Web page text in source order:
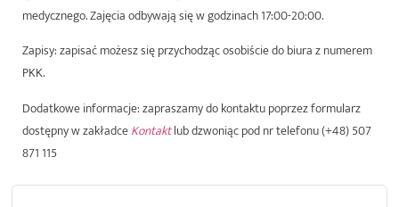
medycznego. Zajęcia odbywają się w godzinach17:00-20:00.
Zapisy:zapisać możesz się przychodząc osobiście do biura z numerem
PKK.
Dodatkowe informacje: zapraszamy do kontaktu poprzez formularz
dostępny w zakładceKontaktlub dzwoniąc pod nr telefonu(+48) 507
871 115